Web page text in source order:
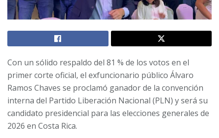
Con un sólido respaldo del 81 % de los votos en el
primer corte oficial, el exfuncionario público Álvaro
Ramos Chaves se proclamó ganador de la convención
interna del Partido Liberación Nacional (PLN) y será su
candidato presidencial para las elecciones generales de
2026 en Costa Rica.